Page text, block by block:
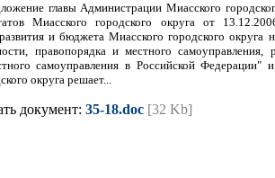
главы Администрации Миасского
Миасского городского округа от
и бюджета Миасского городского
правопорядка и местного
самоуправления в Российской Федерации"
округа решает...
документ: 35-18.doc [32 Kb]